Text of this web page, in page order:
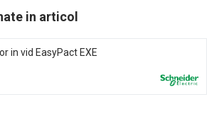
in articol
in vid EasyPact EXE